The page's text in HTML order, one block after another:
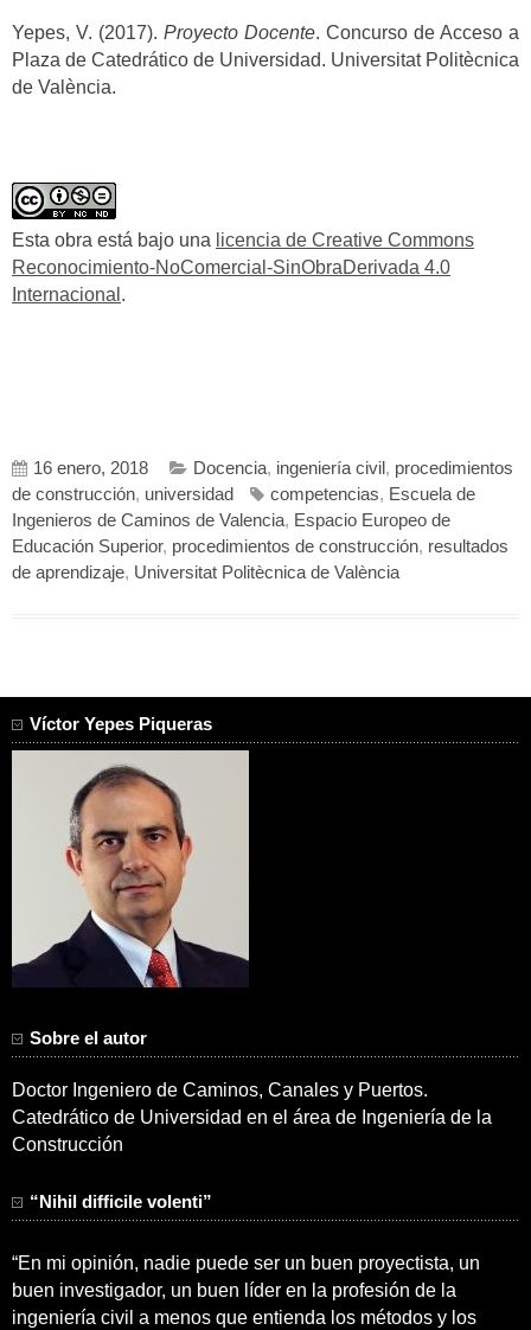
Yepes, V. (2017). Proyecto Docente. Concurso de Acceso a
Plaza de Catedrático de Universidad. Universitat Politècnica
de València.
Esta obra está bajo una licencia de Creative Commons
Reconocimiento-NoComercial-SinObraDerivada 4.0
Internacional .
16 enero, 2018 Docencia, ingeniería civil, procedimientos
de construcción, universidad competencias, Escuela de
Ingenieros de Caminos de Valencia, Espacio Europeo de
Educación Superior, procedimientos de construcción, resultados
de aprendizaje, Universitat Politècnica de València
Víctor Yepes Piqueras
Sobre el autor
Doctor Ingeniero de Caminos, Canales y Puertos.
Catedrático de Universidad en el área de Ingeniería de la
Construcción
“Nihil difficile volenti”
“En mi opinión, nadie puede ser un buen proyectista, un
buen investigador, un buen líder en la profesión de la
ingeniería civil a menos que entienda los métodos y los